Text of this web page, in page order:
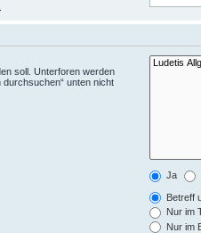
soll. Unterforen werden
unten nicht
Ja
Betreff
Nur im
Nur im